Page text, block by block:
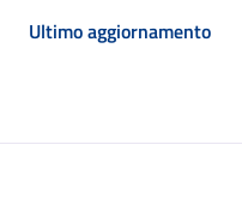
Ultimo aggiornamento